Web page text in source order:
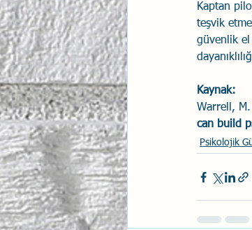
Kaptan
teşvik
güvenlik el
Kaynak:
Warrell,
can build
Psikolojik